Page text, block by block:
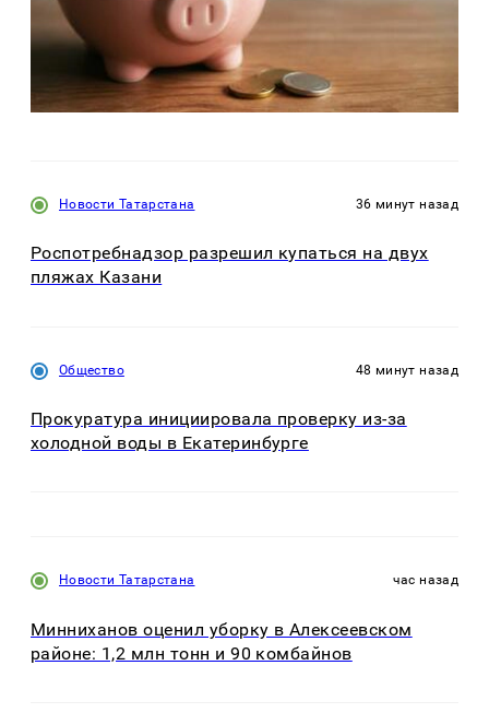
Новости Татарстана 36 минут назад
Роспотребнадзор разрешил купаться на двух
пляжах Казани
Общество 48 минут назад
Прокуратура инициировала проверку из-за
холодной воды в Екатеринбурге
Новости Татарстана час назад
Минниханов оценил уборку в Алексеевском
районе: 1,2 млн тонн и 90 комбайнов